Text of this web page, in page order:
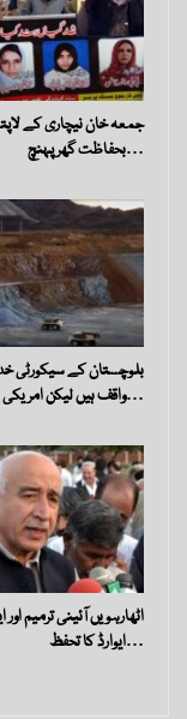
جمعہ خان نیچاری کے
بحفاظت گھر پہنچ…
بلوچستان کے سیکورٹی
واقف ہیں لیکن امریکی…
اٹھارہویں آئینی ترمیم
ایوارڈ کا تحفظ…